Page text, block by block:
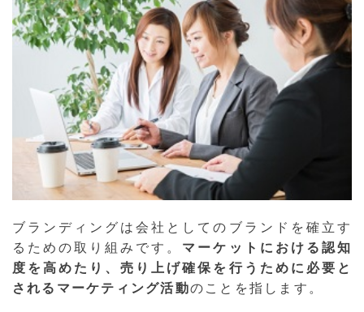
ブランディングは会社としてのブランドを確立す
るための取り組みです。 マーケットにおける認知
度を高めたり、売り上げ確保を行うために必要と
されるマーケティング活動のことを指します。